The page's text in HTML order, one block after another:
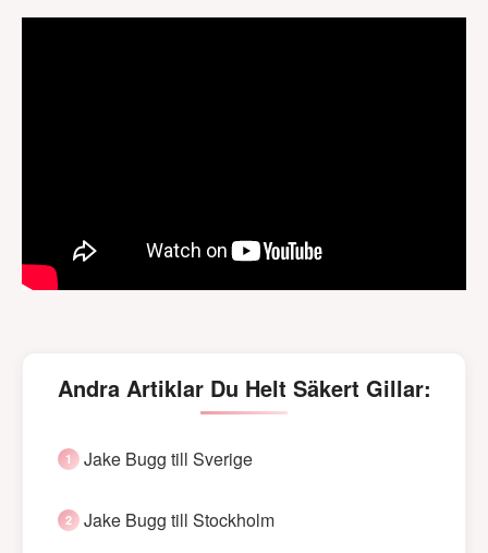
Andra Artiklar Du Helt Säkert Gillar:
Jake Bugg till Sverige
Jake Bugg till Stockholm